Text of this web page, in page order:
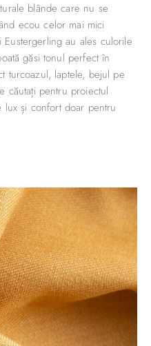
blânde care nu se
ecou celor mai mici
au ales culorile
găsi tonul perfect în
turcoazul, laptele, bejul pe
căutați pentru proiectul
lux și confort doar pentru